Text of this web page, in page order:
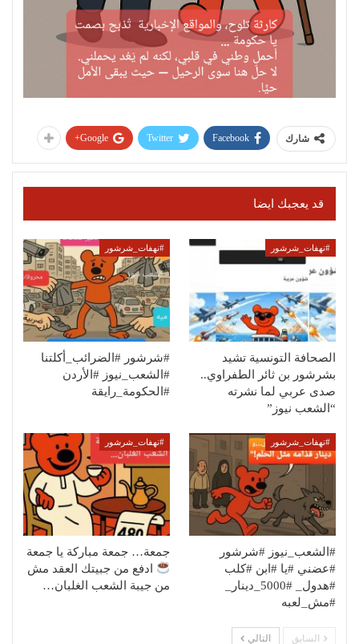
شارك Facebook
Twitter
Google+
قد يعجبك ايضا
#نهفات_شرشور
الصحافة التونسية تشيد
بشرشور بن ثائر الطفراوي..
صدى عربي لما نشرته
“الشعب نيوز”
#نهفات_شرشور
#شرشور #الضرائب_أكلتنا
#الشعب_نيوز #الأردن
#الحكومة_رايقة
#نهفات_شرشور
#الشعب_نيوز #شرشور
#عضني #يا #ابن #كلب
#هدول_ #5000_دينار_
#مش_لعبه
#نهفات_شرشور
جمعة… جمعة مباركة يا جمعة
ادفع من جبيتك العقد مش
من جيبة الشعب الغلبان…
السابق التالي